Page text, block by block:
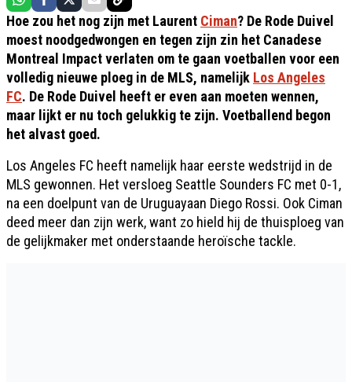
Hoe zou het nog zijn met Laurent Ciman? De Rode Duivel
moest noodgedwongen en tegen zijn zin het Canadese
Montreal Impact verlaten om te gaan voetballen voor een
volledig nieuwe ploeg in de MLS, namelijk Los Angeles
FC. De Rode Duivel heeft er even aan moeten wennen,
maar lijkt er nu toch gelukkig te zijn. Voetballend begon
het alvast goed.
Los Angeles FC heeft namelijk haar eerste wedstrijd in de
MLS gewonnen. Het versloeg Seattle Sounders FC met 0-1,
na een doelpunt van de Uruguayaan Diego Rossi. Ook Ciman
deed meer dan zijn werk, want zo hield hij de thuisploeg van
de gelijkmaker met onderstaande heroïsche tackle.